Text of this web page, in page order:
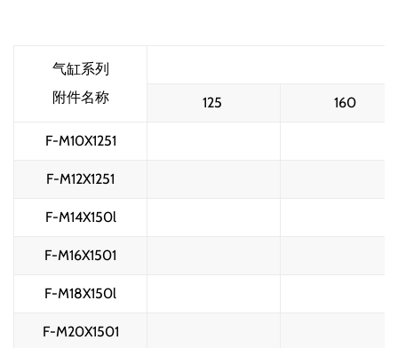
气缸系列
附件名称
125 160
F-M10X1251
F-M12X1251
F-M14X150l
F-M16X1501
F-M18X150l
F-M20X1501